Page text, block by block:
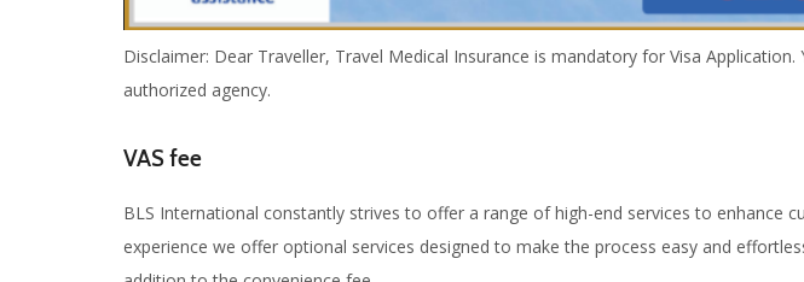
Disclaimer: Dear Traveller, Travel Medical Insurance is mandatory for Visa
authorized agency.
VAS fee
BLS International constantly strives to offer a range of high-end services to
experience we offer optional services designed to make the process easy and